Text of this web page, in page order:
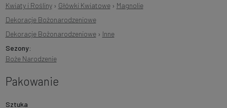
Kwiaty i Rośliny› Główki Kwiatowe› Magnolie
Dekoracje Bożonarodzeniowe
Dekoracje Bożonarodzeniowe› Inne
Sezony:
Boże Narodzenie
Pakowanie
Sztuka